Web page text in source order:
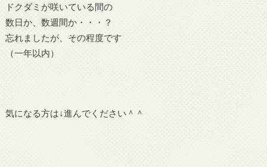
ドクダミが咲いている間の
数日か、数週間か・・・？
忘れましたが、その程度です
（一年以内）
気になる方は↓進んでください＾＾